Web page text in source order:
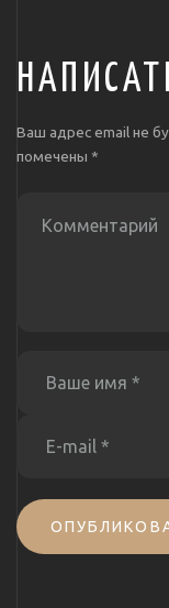
Ваш адрес email не
помечены *